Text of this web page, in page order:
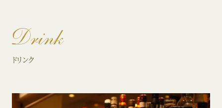
Drink
ドリンク